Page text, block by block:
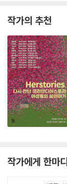
작가의 추천
작가에게 한마